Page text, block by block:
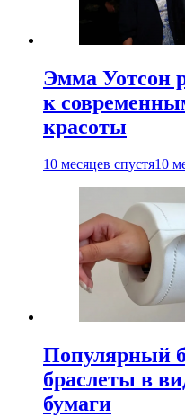
Эмма Уотсон
к
красоты
10 месяцев спустя10
Популярный
браслеты в
бумаги